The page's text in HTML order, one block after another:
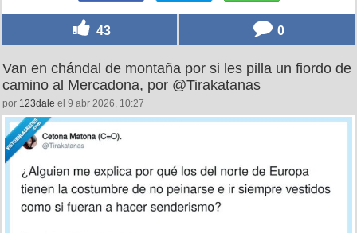
43 0
Van en chándal de montaña por si les pilla un fiordo de
camino al Mercadona, por @Tirakatanas
por 123dale el 9 abr 2026, 10:27